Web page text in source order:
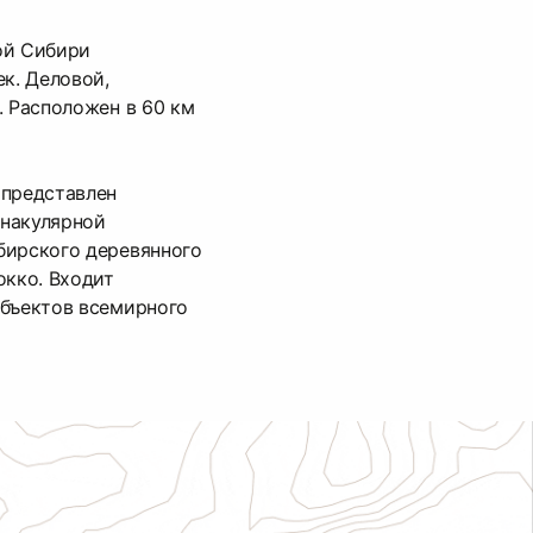
Сибири
Деловой,
Расположен в 60 км
деревянного
Входит
всемирного